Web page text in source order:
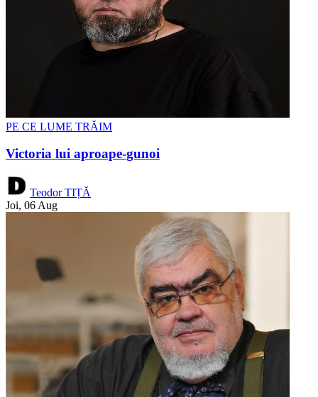
PE CE LUME TRĂIM
Victoria lui aproape-gunoi
Teodor TIȚĂ
Joi, 06 Aug